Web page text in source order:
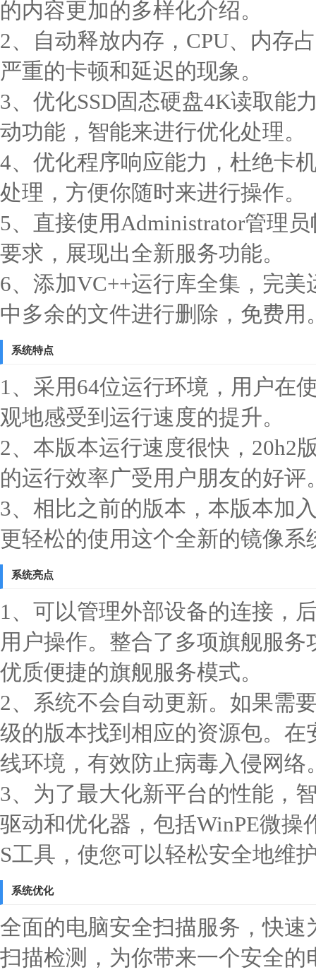
的内容更加的多样化介绍。
2、自动释放内存，CPU、内存
严重的卡顿和延迟的现象。
3、优化SSD固态硬盘4K读取能
动功能，智能来进行优化处理。
4、优化程序响应能力，杜绝卡
处理，方便你随时来进行操作。
5、直接使用Administrator管理
要求，展现出全新服务功能。
6、添加VC++运行库全集，完
中多余的文件进行删除，免费用
系统特点
1、采用64位运行环境，用户在
观地感受到运行速度的提升。
2、本版本运行速度很快，20h2
的运行效率广受用户朋友的好评
3、相比之前的版本，本版本加
更轻松的使用这个全新的镜像系
系统亮点
1、可以管理外部设备的连接，
用户操作。整合了多项旗舰服
优质便捷的旗舰服务模式。
2、系统不会自动更新。如果需
级的版本找到相应的资源包。
线环境，有效防止病毒入侵网络
3、为了最大化新平台的性能，
驱动和优化器，包括WinPE微操
S工具，使您可以轻松安全地维
系统优化
全面的电脑安全扫描服务，快
扫描检测，为你带来一个安全的